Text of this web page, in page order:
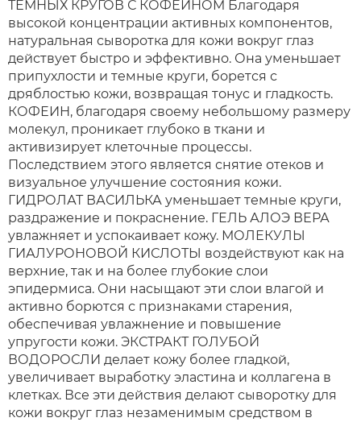
ТЕМНЫХ КРУГОВ С КОФЕИНОМ Благодаря
высокой концентрации активных компонентов,
натуральная сыворотка для кожи вокруг глаз
действует быстро и эффективно. Она уменьшает
припухлости и темные круги, борется с
дряблостью кожи, возвращая тонус и гладкость.
КОФЕИН, благодаря своему небольшому размеру
молекул, проникает глубоко в ткани и
активизирует клеточные процессы.
Последствием этого является снятие отеков и
визуальное улучшение состояния кожи.
ГИДРОЛАТ ВАСИЛЬКА уменьшает темные круги,
раздражение и покраснение. ГЕЛЬ АЛОЭ ВЕРА
увлажняет и успокаивает кожу. МОЛЕКУЛЫ
ГИАЛУРОНОВОЙ КИСЛОТЫ воздействуют как на
верхние, так и на более глубокие слои
эпидермиса. Они насыщают эти слои влагой и
активно борются с признаками старения,
обеспечивая увлажнение и повышение
упругости кожи. ЭКСТРАКТ ГОЛУБОЙ
ВОДОРОСЛИ делает кожу более гладкой,
увеличивает выработку эластина и коллагена в
клетках. Все эти действия делают сыворотку для
кожи вокруг глаз незаменимым средством в